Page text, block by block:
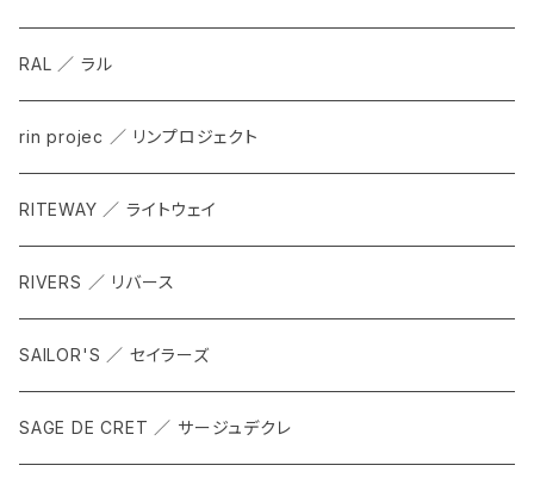
RAL ／ ラル
rin projec ／ リンプロジェクト
RITEWAY ／ ライトウェイ
RIVERS ／ リバース
SAILOR'S ／ セイラーズ
SAGE DE CRET ／ サージュデクレ